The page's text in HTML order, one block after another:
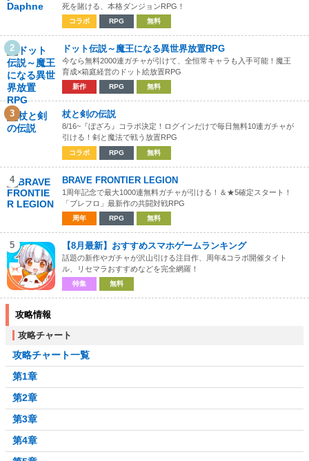
死を賭ける、本格ダンジョンRPG！
コラボ RPG 無料
2 ドット伝説～魔王になる異世界放置RPG
今なら無料2000連ガチャが引けて、全恒常キャラも入手可能！魔王
育成×箱庭経営のドット絵放置RPG
新作 RPG 無料
3 杖と剣の伝説
8/16~『ぼざろ』コラボ決定！ログインだけで毎日無料10連ガチャが
引ける！剣と魔法で戦う放置RPG
コラボ RPG 無料
4 BRAVE FRONTIER LEGION
1周年記念で最大1000連無料ガチャが引ける！＆★5確定スタート！
「ブレフロ」最新作の共闘対戦RPG
周年 RPG 無料
5 【8月最新】おすすめスマホゲームランキング
話題の新作やガチャが沢山引ける注目作、周年&コラボ開催タイト
ル、リセマラおすすめなどを完全網羅！
特集 無料
攻略情報
攻略チャート
攻略チャート一覧
第1章
第2章
第3章
第4章